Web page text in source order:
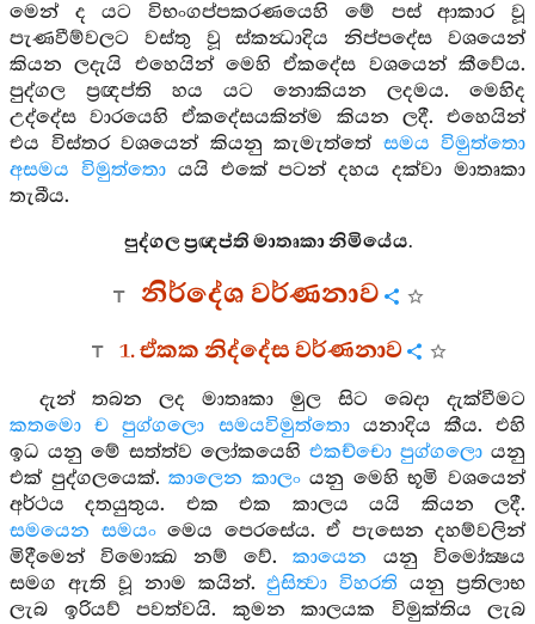
මෙන් ද යට විභංගප්පකරණයෙහි මේ පස් ආකාර වූ
පැණවීම්වලට වස්තු වූ ස්කන්‍ධාදිය නිප්පදේස වශයෙන්
කියන ලදැයි එහෙයින් මෙහි ඒකදේස වශයෙන් කීවේය.
පුද්ගල ප්‍රඥප්ති හය යට නොකියන ලදමය. මෙහිද
උද්දේස වාරයෙහි ඒකදේසයකින්ම කියන ලදී. එහෙයින්
එය විස්තර වශයෙන් කියනු කැමැත්තේ සමය විමුත්තො
අසමය විමුත්තොයයි එකේ පටන් දහය දක්වා මාතෘකා
තැබීය.
පුද්ගල ප්‍රඥප්ති මාතෘකා නිමියේය.
නිර්දේශ වර්ණනාව
1. ඒකක නිද්දේස වර්ණනාව
දැන් තබන ලද මාතෘකා මුල සිට බෙදා දැක්වීමට
කතමො ච පුග්ගලො සමයවිමුත්තොයනාදිය කීය. එහි
ඉධ යනු මේ සත්ත්ව ලෝකයෙහි එකච්චො පුග්ගලො යනු
එක් පුද්ගලයෙක්.කාලෙන කාලංයනු මෙහි භූමි වශයෙන්
අර්ථය දතයුතුය. එක එක කාලය යයි කියන ලදී.
සමයෙන සමයංමෙය පෙරසේය. ඒ පැසෙන දහම්වලින්
මිදීමෙන් විමොක්‍ඛ නම් වේ.කායෙන යනු විමෝක්‍ෂය
සමග ඇති වූ නාම කයින්.ඵුසිත්‍වා විහරති යනු ප්‍රතිලාභ
ලැබ ඉරියව් පවත්වයි. කුමන කාලයක විමුක්තිය ලැබ